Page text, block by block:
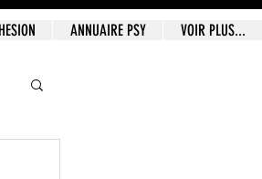
ANNUAIRE PSY VOIR PLUS...